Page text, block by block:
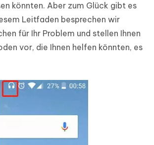
könnten. Aber zum Glück gibt es
Leitfaden besprechen wir
für Ihr Problem und stellen Ihnen
vor, die Ihnen helfen könnten, es